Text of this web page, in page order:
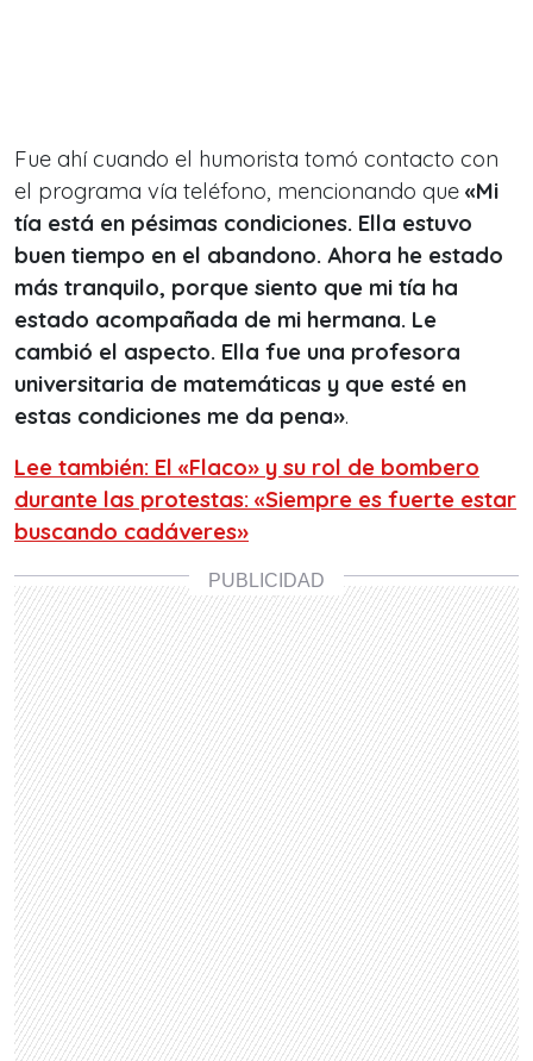
Fue ahí cuando el humorista tomó contacto con
el programa vía teléfono, mencionando que «Mi
tía está en pésimas condiciones. Ella estuvo
buen tiempo en el abandono. Ahora he estado
más tranquilo, porque siento que mi tía ha
estado acompañada de mi hermana. Le
cambió el aspecto. Ella fue una profesora
universitaria de matemáticas y que esté en
estas condiciones me da pena».
Lee también: El «Flaco» y su rol de bombero
durante las protestas: «Siempre es fuerte estar
buscando cadáveres»